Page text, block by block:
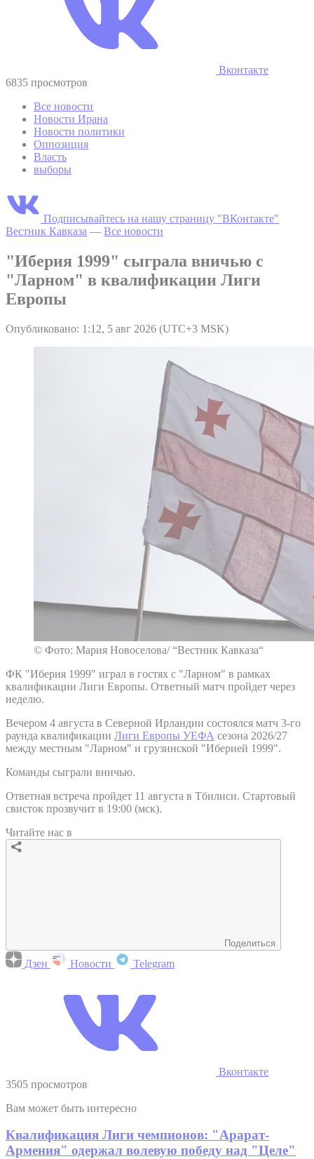
Вконтакте
6835 просмотров
Все новости
Новости Ирана
Новости политики
Оппозиция
Власть
выборы
Подписывайтесь на нашу страницу "ВКонтакте"
Вестник Кавказа — Все новости
"Иберия 1999" сыграла вничью с
"Ларном" в квалификации Лиги
Европы
Опубликовано: 1:12, 5 авг 2026 (UTC+3 MSK)
© Фото: Мария Новоселова/ “Вестник Кавказа“
ФК "Иберия 1999" играл в гостях с "Ларном" в рамках
квалификации Лиги Европы. Ответный матч пройдет через
неделю.
Вечером 4 августа в Северной Ирландии состоялся матч 3-го
раунда квалификации Лиги Европы УЕФА сезона 2026/27
между местным "Ларном" и грузинской "Иберией 1999".
Команды сыграли вничью.
Ответная встреча пройдет 11 августа в Тбилиси. Стартовый
свисток прозвучит в 19:00 (мск).
Читайте нас в
Поделиться
Дзен Новости Telegram
Вконтакте
3505 просмотров
Вам может быть интересно
Квалификация Лиги чемпионов: "Арарат-
Армения" одержал волевую победу над "Целе"